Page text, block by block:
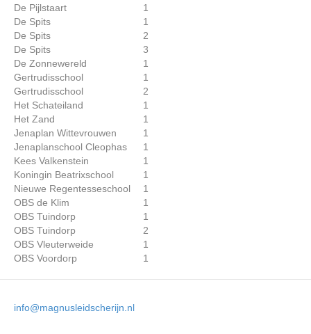
De Pijlstaart
1
De Spits
1
De Spits
2
De Spits
3
De Zonnewereld
1
Gertrudisschool
1
Gertrudisschool
2
Het Schateiland
1
Het Zand
1
Jenaplan Wittevrouwen
1
Jenaplanschool Cleophas
1
Kees Valkenstein
1
Koningin Beatrixschool
1
Nieuwe Regentesseschool
1
OBS de Klim
1
OBS Tuindorp
1
OBS Tuindorp
2
OBS Vleuterweide
1
OBS Voordorp
1
info@magnusleidscherijn.nl